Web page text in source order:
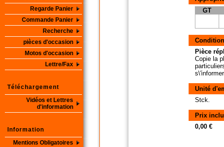
Regarde Panier
Commande Panier
Recherche
pièces d'occasion
Motos d'occasion
Lettre/Fax
Téléchargement
Vidéos et Lettres
d'information
Information
Mentions Obligatoires
GT
Pièce
Copie la
Unité
Stck.
Prix
0,00 €